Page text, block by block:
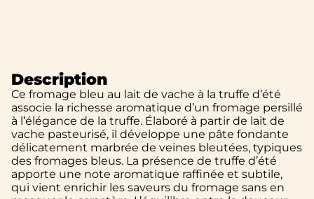
Description
Ce fromage bleu au lait de vache à la truffe d’été
associe la richesse aromatique d’un fromage persillé
à l’élégance de la truffe. Élaboré à partir de lait de
vache pasteurisé, il développe une pâte fondante
délicatement marbrée de veines bleutées, typiques
des fromages bleus. La présence de truffe d’été
apporte une note aromatique raffinée et subtile,
qui vient enrichir les saveurs du fromage sans en